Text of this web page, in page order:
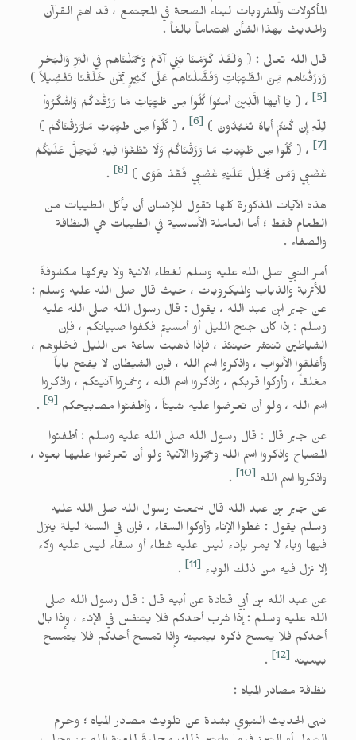
المأكولات والمشروبات لبناء الصحة في المجتمع ، قد اهتم القرآن
والحديث بهذا الشأن اهتماماً بالغاً .
قال الله تعالى : ( وَلَقَدْ كَرَّمْنَا بَنِي آدَمَ وَحَمَلْنَاهم فِي الْبَرِّ وَالْبَحْرِ
وَرَزَقْنَاهم مِّنَ الطَّيِّبَاتِ وَفَضَّلْنَاهم عَلَى كَثِيرٍ مِّمَّنْ خَلَقْنَا تَفْضِيلاً )
[5]
، ( يَا أيهَا الَّذِينَ أمنُواْ كُلُواْ مِن طَيِّبَاتِ مَا رَزَقْنَاكُمْ وَاشْكُرُواْ
لِلّهِ إِن كُنتُمْ أياهُ تَعْبُدُونَ ) [6] ، ( كُلُواْ مِن طَيِّبَاتِ مَارَزَقْنَاكُمْ )
[7]
، ( كُلُوا مِن طَيِّبَاتِ مَا رَزَقْنَاكُمْ وَلَا تَطْغَوْا فِيهِ فَيَحِلَّ عَلَيْكُمْ
غَضَبِي وَمَن يَحْلِلْ عَلَيْهِ غَضَبِي فَقَدْ هَوَى ) [8]
.
هذه الآيات المذكورة كلها تقول للإنسان أن يأكل الطيبات من
الطعام فقط ؛ أما العاملة الأساسية في الطيبات هي النظافة
والصفاء .
أمر النبي صلى الله عليه وسلم لغطاء الآنية ولا يتركها مكشوفةً
للأتربة والذباب والميكروبات ، حيث قال صلى الله عليه وسلم :
عن جابر ابن عبد الله ، يقول : قال رسول الله صلى الله عليه
وسلم : إذا كان جنح الليل أو أمسيتم فكفوا صبيانكم ، فإن
الشياطين تنتشر حينئذ ، فإذا ذهبت ساعة من الليل فخلوهم ،
وأغلقوا الأبواب ، واذكروا اسم الله ، فإن الشيطان لا يفتح باباً
مغلقاً ، وأوكوا قربكم ، واذكروا اسم الله ، وخمروا آنيتكم ، واذكروا
اسم الله ، ولو أن تعرضوا عليه شيئاً ، وأطفئوا مصابيحكم [9]
.
عن جابر قال : قال رسول الله صلى الله عليه وسلم : أطفئوا
المصباح واذكروا اسم الله وخمِّروا الآنية ولو أن تعرضوا عليها بعود ،
واذكروا اسم الله [10]
.
عن جابر بن عبد الله قال سمعت رسول الله صلى الله عليه
وسلم يقول : غطوا الإناء وأوكوا السقاء ، فإن في السنة ليلة ينزل
فيها وباء لا يمر بإناء ليس عليه غطاء أو سقاء ليس عليه وكاء
إلا نزل فيه من ذلك الوباء [11]
.
عن عبد الله بن أبي قتادة عن أبيه قال : قال رسول الله صلى
الله عليه وسلم : إذا شرب أحدكم فلا يتنفس في الإناء ، وإذا بال
أحدكم فلا يمسح ذكره بيمينه وإذا تمسح أحدكم فلا يتمسح
بيمينه [12]
.
نظافة مصادر المياه :
نهى الحديث النبوي بشدة عن تلويث مصادر المياه ؛ وحرم